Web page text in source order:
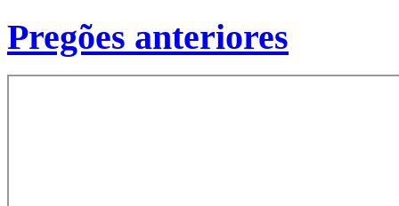
Pregões anteriores